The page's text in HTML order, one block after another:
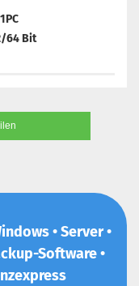
64 Bit
• Server •
Software •